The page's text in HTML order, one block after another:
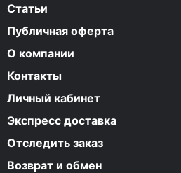
Статьи
Публичная оферта
О компании
Контакты
Личный кабинет
Экспресс доставка
Отследить заказ
Возврат и обмен